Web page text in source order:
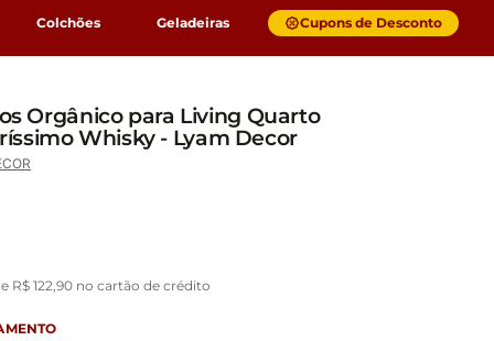
Colchões Geladeiras Cupons de Desconto
Orgânico para Living Quarto
Whisky - Lyam Decor
R$ 122 90 no cartão de crédito